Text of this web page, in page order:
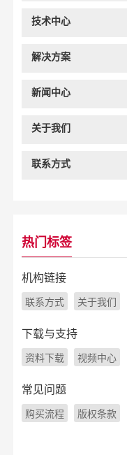
技术中心
解决方案
新闻中心
关于我们
联系方式
热门标签
机构链接
联系方式 关于我们
下载与支持
资料下载 视频中心
常见问题
购买流程 版权条款